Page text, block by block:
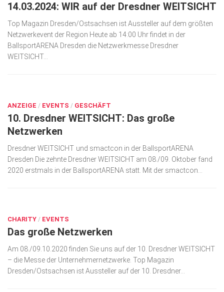
14.03.2024: WIR auf der Dresdner WEITSICHT
Top Magazin Dresden/Ostsachsen ist Aussteller auf dem größten
Netzwerkevent der Region Heute ab 14:00 Uhr findet in der
BallsportARENA Dresden die Netzwerkmesse Dresdner
WEITSICHT...
ANZEIGE / EVENTS / GESCHÄFT
10. Dresdner WEITSICHT: Das große
Netzwerken
Dresdner WEITSICHT und smactcon in der BallsportARENA
Dresden Die zehnte Dresdner WEITSICHT am 08./09. Oktober fand
2020 erstmals in der BallsportARENA statt. Mit der smactcon...
CHARITY / EVENTS
Das große Netzwerken
Am 08./09.10.2020 finden Sie uns auf der 10. Dresdner WEITSICHT
– die Messe der Unternehmernetzwerke. Top Magazin
Dresden/Ostsachsen ist Aussteller auf der 10. Dresdner...